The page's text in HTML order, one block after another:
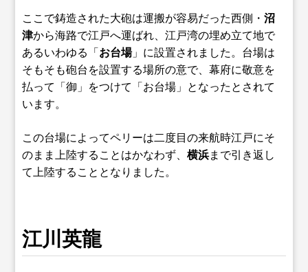
ここで鋳造された大砲は運搬が容易だった西側・沼
津から海路で江戸へ運ばれ、江戸湾の埋め立て地で
あるいわゆる「お台場」に設置されました。台場は
そもそも砲台を設置する場所の意で、幕府に敬意を
払って「御」をつけて「お台場」となったとされて
います。
この台場によってペリーは二度目の来航時江戸にそ
のまま上陸することはかなわず、横浜まで引き返し
て上陸することとなりました。
江川英龍